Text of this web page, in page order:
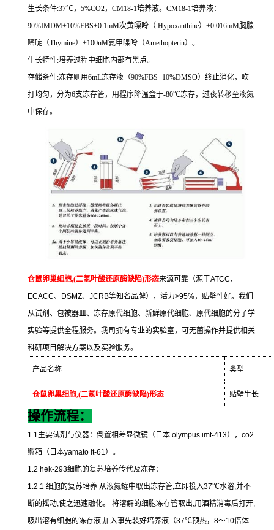
生长条件:37℃， 5%CO2， CM18-1培养液。 CM18-1培养液：
90%IMDM+10%FBS+0.1mM次黄嘌呤（ Hypoxanthine） +0.016mM胸腺
嘧啶（Thymine） +100nM氨甲喋呤（Amethopterin）。
生长特性:培养过程中细胞内部有黑点。
存储条件:冻存则用6mL冻存液（90%FBS+10%DMSO）终止消化，吹
打均匀，分为6支冻存管，用程序降温盒于-80℃冻存，过夜转移至液氮
中保存。
仓鼠卵巢细胞,(二氢叶酸还原酶缺陷)形态来源可靠（源于ATCC、
ECACC、 DSMZ、 JCRB等知名品牌），活力>95%，贴壁性好。我们
从试剂、包被器皿、冻存原代细胞、新鲜原代细胞、原代细胞的分子学
实验等提供全程服务。我司拥有专业的实验室，可无菌操作并提供相关
科研项目解决方案以及实验服务。
产品名称 类型
仓鼠卵巢细胞,(二氢叶酸还原酶缺陷)形态 贴壁生长
操作流程：
1.1主要试剂与仪器：倒置相差显微镜（日本 olympus imt-413）， co2
孵箱（日本yamato it-61）。
1.2 hek-293细胞的复苏培养传代及冻存：
1.2.1 细胞的复苏培养 从液氮罐中取出冻存管,立即投入37℃水浴,并不
断的摇动,使之迅速融化。 将溶解的细胞冻存管取出,用酒精消毒后打开,
吸出溶有细胞的冻存液,加入事先装好培养液（37℃预热， 8～10倍体